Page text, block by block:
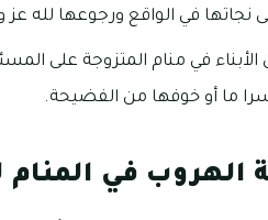
نجاتها في الواقع ورجوعها لله
في منام المتزوجة على
سرا ما أو خوفها من الفضيحة.
الهروب في المنام